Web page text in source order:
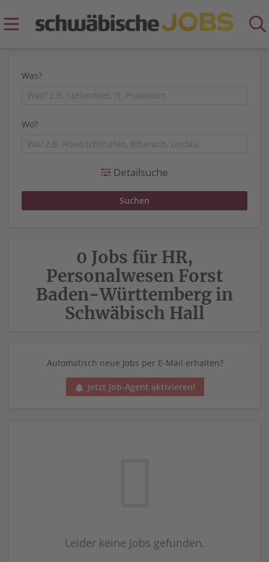
Was?
Wo?
Detailsuche
0 Jobs für HR,
Personalwesen Forst
Baden-Württemberg in
Schwäbisch Hall
Automatisch neue Jobs per E-Mail erhalten?
Jetzt Job-Agent aktivieren!
Leider keine Jobs gefunden.